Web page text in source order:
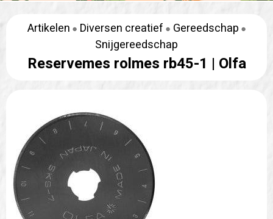
Artikelen Diversen creatief
Gereedschap
Snijgereedschap
Reservemes rolmes rb45-1 | Olfa